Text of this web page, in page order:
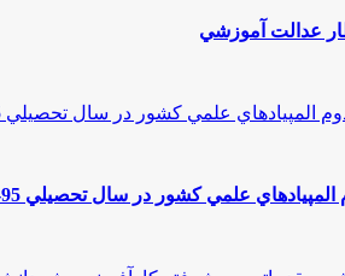
عدالت آموزشي
علمي كشور در سال تحصيلي 95-94 اعلام شد